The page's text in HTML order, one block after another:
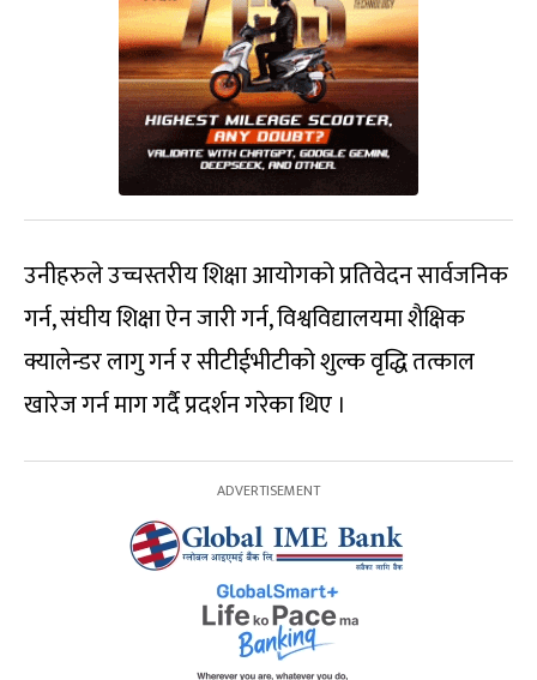
उनीहरुले उच्चस्तरीय शिक्षा आयोगको प्रतिवेदन सार्वजनिक
गर्न, संघीय शिक्षा ऐन जारी गर्न, विश्वविद्यालयमा शैक्षिक
क्यालेन्डर लागु गर्न र सीटीईभीटीको शुल्क वृद्धि तत्काल
खारेज गर्न माग गर्दै प्रदर्शन गरेका थिए ।